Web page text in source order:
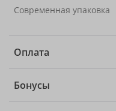
Современная упаковка
Оплата
Бонусы